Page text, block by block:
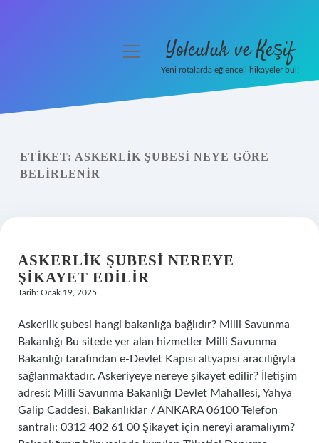
Yasal Uyarı
menüyü Yolculuk ve Keşif
Yeni rotalarda eğlenceli hikayeler bul!
ETIKET: ASKERLIK ŞUBESI NEYE GÖRE
BELIRLENIR
ASKERLIK ŞUBESI NEREYE
ŞIKAYET EDILIR
Tarih: Ocak 19, 2025
Askerlik şubesi hangi bakanlığa bağlıdır? Milli Savunma
Bakanlığı Bu sitede yer alan hizmetler Milli Savunma
Bakanlığı tarafından e-Devlet Kapısı altyapısı aracılığıyla
sağlanmaktadır. Askeriyeye nereye şikayet edilir? İletişim
adresi: Milli Savunma Bakanlığı Devlet Mahallesi, Yahya
Galip Caddesi, Bakanlıklar / ANKARA 06100 Telefon
santralı: 0312 402 61 00 Şikayet için nereyi aramalıyım?